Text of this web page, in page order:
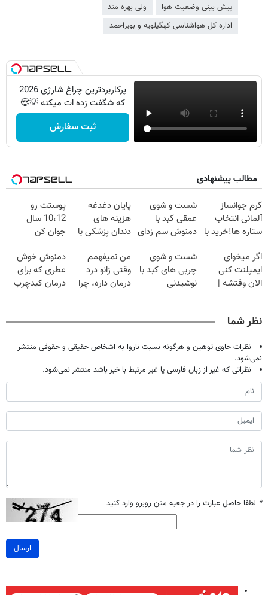
پیش بینی وضعیت هوا
ولی بهره مند
اداره کل هواشناسی کهگیلویه و بویراحمد
پرکاربردترین چراغ شارژی 2026
که شگفت زده ات میکنه 💡😍
ثبت سفارش
مطالب پیشنهادی
کرم جوانساز
آلمانی انتخاب
ستاره ها!خرید با
شست و شوی
عمقی کبد با
دمنوش سم زدای
پایان دغدغه
هزینه های
دندان پزشکی با
خانگی
پوستت رو
10،12 سال
جوان کن
امشب)
اگر میخوای
ایمپلنت کنی
الان وقتشه |
شست و شوی
چربی های کبد با
نوشیدنی
من نمیفهمم
وقتی زانو درد
درمان داره، چرا
دمنوش خوش
عطری که برای
درمان کبدچرب
نظر شما
نظرات حاوی توهین و هرگونه نسبت ناروا به اشخاص حقیقی و حقوقی منتشر
نمی‌شود.
نظراتی که غیر از زبان فارسی یا غیر مرتبط با خبر باشد منتشر نمی‌شود.
* لطفا حاصل عبارت را در جعبه متن روبرو وارد کنید
ارسال